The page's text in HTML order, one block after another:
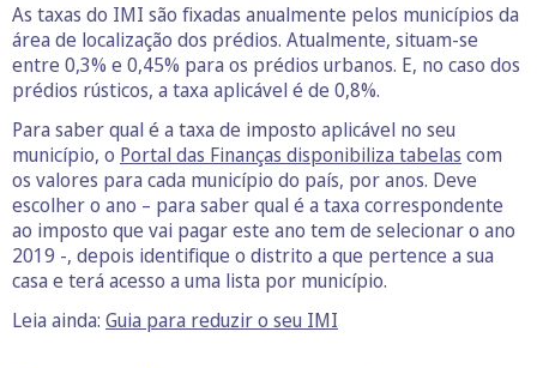
As taxas do IMI são fixadas anualmente pelos municípios da
área de localização dos prédios. Atualmente, situam-se
entre 0,3% e 0,45% para os prédios urbanos. E, no caso dos
prédios rústicos, a taxa aplicável é de 0,8%.
Para saber qual é a taxa de imposto aplicável no seu
município, o Portal das Finanças disponibiliza tabelas com
os valores para cada município do país, por anos. Deve
escolher o ano – para saber qual é a taxa correspondente
ao imposto que vai pagar este ano tem de selecionar o ano
2019 -, depois identifique o distrito a que pertence a sua
casa e terá acesso a uma lista por município.
Leia ainda: Guia para reduzir o seu IMI